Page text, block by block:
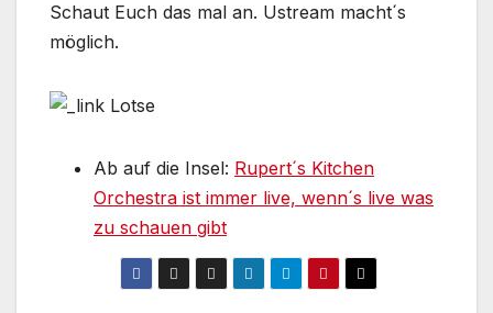
Schaut Euch das mal an. Ustream macht´s
möglich.
Ab auf die Insel: Rupert´s Kitchen
Orchestra ist immer live, wenn´s live was
zu schauen gibt